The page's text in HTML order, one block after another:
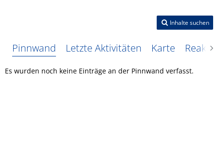
Inhalte suchen
Pinnwand Letzte Aktivitäten Karte
Es wurden noch keine Einträge an der Pinnwand verfasst.